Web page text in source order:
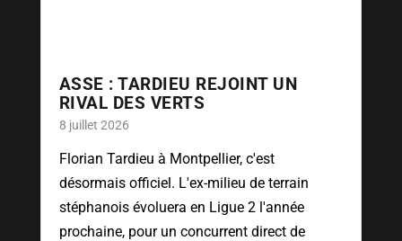
ASSE : TARDIEU REJOINT UN
RIVAL DES VERTS
8 juillet 2026
Florian Tardieu à Montpellier, c'est
désormais officiel. L'ex-milieu de terrain
stéphanois évoluera en Ligue 2 l'année
prochaine, pour un concurrent direct de